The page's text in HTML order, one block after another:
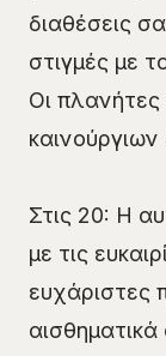
διαθέσεις
στιγμές με
Οι πλανήτες
Στις 20: Η
με τις
ευχάριστες